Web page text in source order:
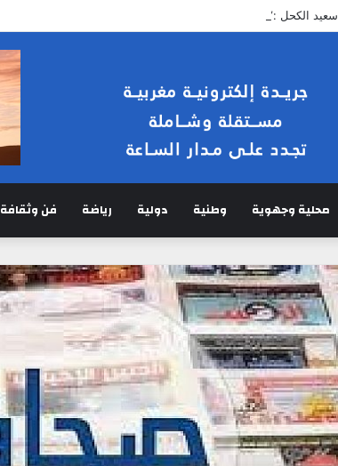
سعيد الكحل :” الخرفان لا تمر عبر مضيق هرمز”.
محلية وجهوية وطنية دولية رياضة فن وثقافة